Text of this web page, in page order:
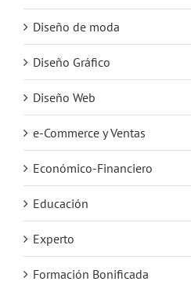
Diseño de moda
Diseño Gráfico
Diseño Web
e-Commerce y Ventas
Económico-Financiero
Educación
Experto
Formación Bonificada